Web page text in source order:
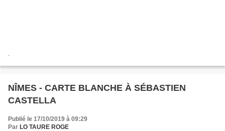
NÎMES - CARTE BLANCHE À SÉBASTIEN
CASTELLA
Publié le 17/10/2019 à 09:29
Par LO TAURE ROGE